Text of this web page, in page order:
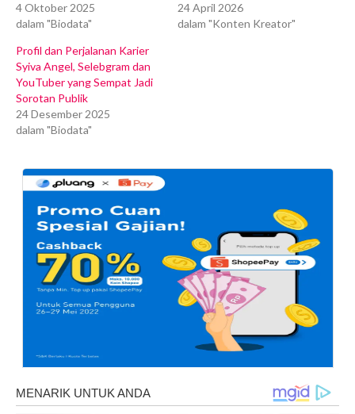
4 Oktober 2025
dalam "Biodata"
24 April 2026
dalam "Konten Kreator"
Profil dan Perjalanan Karier
Syiva Angel, Selebgram dan
YouTuber yang Sempat Jadi
Sorotan Publik
24 Desember 2025
dalam "Biodata"